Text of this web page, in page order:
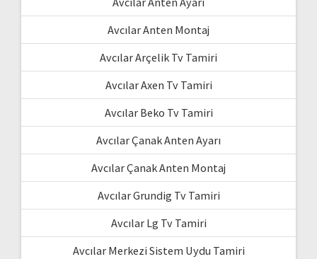
Avcılar Anten Montaj
Avcılar Arçelik Tv Tamiri
Avcılar Axen Tv Tamiri
Avcılar Beko Tv Tamiri
Avcılar Çanak Anten Ayarı
Avcılar Çanak Anten Montaj
Avcılar Grundig Tv Tamiri
Avcılar Lg Tv Tamiri
Avcılar Merkezi Sistem Uydu Tamiri